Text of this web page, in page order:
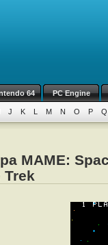
64 PC Engine
J K L M N O P Q
MAME:
Trek